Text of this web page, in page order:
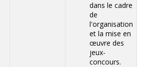
dans le cadre
de
l'organisation
et la mise en
œuvre des
jeux-
concours.